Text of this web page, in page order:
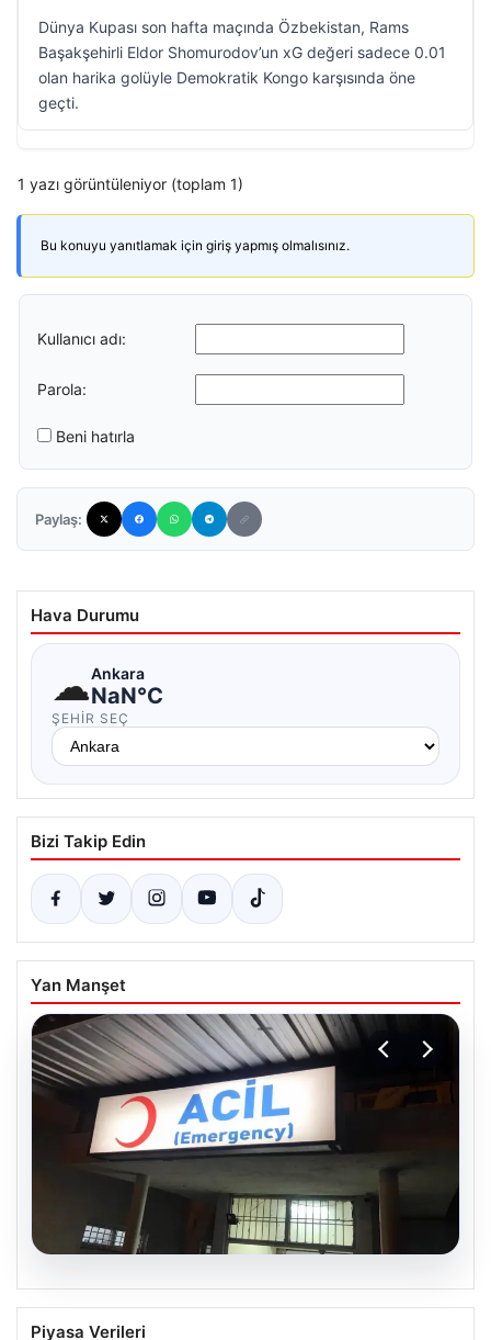
Dünya Kupası son hafta maçında Özbekistan, Rams
Başakşehirli Eldor Shomurodov’un xG değeri sadece 0.01
olan harika golüyle Demokratik Kongo karşısında öne
geçti.
1 yazı görüntüleniyor (toplam 1)
Bu konuyu yanıtlamak için giriş yapmış olmalısınız.
Kullanıcı adı:
Parola:
Beni hatırla
Paylaş:
Hava Durumu
☁Ankara
NaN°C
ŞEHIR SEÇ
Bizi Takip Edin
Yan Manşet
05.08.2026
Dereye düştü: 3 yaşındaki Eslem,
Piyasa Verileri